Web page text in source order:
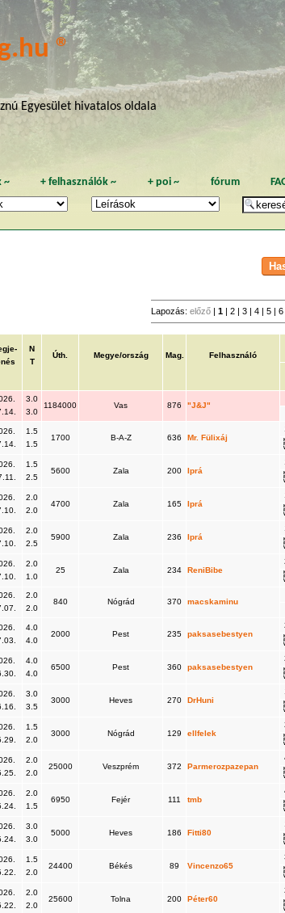
®
Egyesület hivatalos oldala
~ +felhasználók ~ + poi~ fórum
Lapozás: előző 1 2 3 4 5 6
N
T
Úth. Megye/ország Mag. Felhasználó
3.0
3.0
1184000 Vas 876 "J&J"
1.5
1.5
1700 B-A-Z 636 Mr. Fülixáj
1.5
2.5
5600 Zala 200 Iprá
2.0
2.0
4700 Zala 165 Iprá
2.0
2.5
5900 Zala 236 Iprá
2.0
1.0
25 Zala 234 ReniBibe
2.0
2.0
840 Nógrád 370 macskaminu
4.0
4.0
2000 Pest 235 paksasebestyen
4.0
4.0
6500 Pest 360 paksasebestyen
3.0
3.5
3000 Heves 270 DrHuni
1.5
2.0
3000 Nógrád 129 ellfelek
2.0
2.0
25000 Veszprém 372 Parmerozpazepan
2.0
1.5
6950 Fejér 111 tmb
3.0
3.0
5000 Heves 186 Fitti80
1.5
2.0
24400 Békés 89 Vincenzo65
2.0
2.0
25600 Tolna 200 Péter60